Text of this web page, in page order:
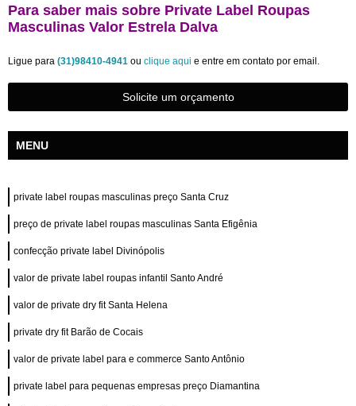
Para saber mais sobre Private Label Roupas
Masculinas Valor Estrela Dalva
Ligue para (31)98410-4941 ou clique aqui e entre em contato por email.
Solicite um orçamento
MENU
private label roupas masculinas preço Santa Cruz
preço de private label roupas masculinas Santa Efigênia
confecção private label Divinópolis
valor de private label roupas infantil Santo André
valor de private dry fit Santa Helena
private dry fit Barão de Cocais
valor de private label para e commerce Santo Antônio
private label para pequenas empresas preço Diamantina